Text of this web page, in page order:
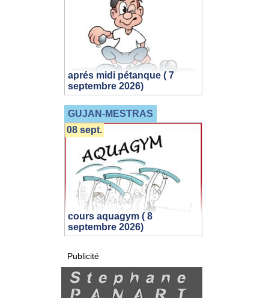
aprés midi pétanque ( 7
septembre 2026)
GUJAN-MESTRAS
cours aquagym ( 8
septembre 2026)
08 sept.
Publicité